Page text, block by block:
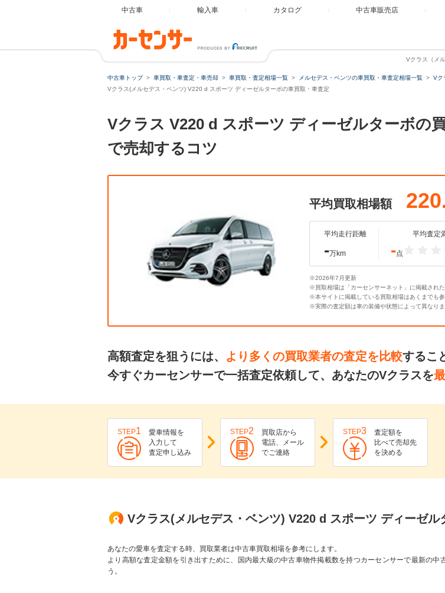
中古車 輸入車 カタログ 中古車販売店
Vクラス（メ
中古車トップ 車買取・車査定・車売却 車買取・査定相場一覧 メルセデス・ベンツの車買取・車査定相場一覧
Vク
Vクラス(メルセデス・ベンツ) V220 d スポーツ ディーゼルターボの車買取・車査定
Vクラス V220 d スポーツ ディーゼルターボの
で売却するコツ
平均買取相場額
平均走行距離
-万km
平均査定
-点
※2026年7月更新
※買取相場は「カーセンサーネット」に掲載され
※本サイトに掲載している買取相場はあくまでも
※実際の査定額は車の装備や状態によって異なりま
高額査定を狙うには、 より多くの買取業者の査定を比較するこ
今すぐカーセンサーで一括査定依頼して、あなたのVクラスを
STEP1
愛車情報を
入力して
査定申し込み
STEP2
買取店から
電話、メール
でご連絡
STEP3
査定額を
比べて売却先
を決める
Vクラス(メルセデス・ベンツ) V220 d スポーツ ディーゼル
あなたの愛車を査定する時、買取業者は中古車買取相場を参考にします。
より高額な査定金額を引き出すために、国内最大級の中古車物件掲載数を持つカーセンサーで最新の
う。